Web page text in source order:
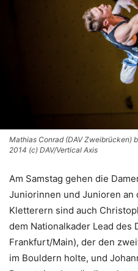
Mathias Conrad (DAV Zweibrücken)
2014 (c) DAV/Vertical Axis
Am Samstag gehen die
Juniorinnen und Junioren an
Kletterern sind auch
dem Nationalkader Lead des
Frankfurt/Main), der den
im Bouldern holte, und